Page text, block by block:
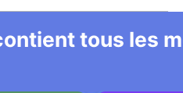
tous les